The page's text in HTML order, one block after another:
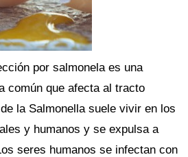
por salmonela es una
común que afecta al tracto
la Salmonella suele vivir en los
y humanos y se expulsa a
seres humanos se infectan con